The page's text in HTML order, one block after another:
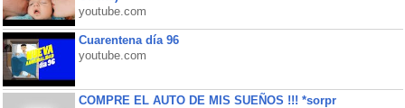
youtube.com
Cuarentena día 96
youtube.com
COMPRE EL AUTO DE MIS SUEÑOS !!! *sorpr